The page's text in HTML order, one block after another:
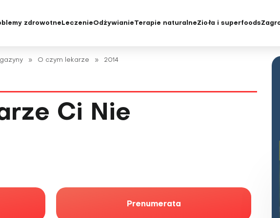
zdrowotne
Parkinsona
Choroby oczu i wady wzroku
Choroby skóry
Choroby tarczycy
Choroby układu pokarmowego
Choroby wątroby
Chroniczne
Nadciśnienie
Nadwaga i
Leczenie
Diagnostyka i badania
Prawa pacjenta
Odżywianie
Diety
Terapie naturalneZioła i superfoods
» O czym lekarze » 2014
Ci Nie
Prenumerata